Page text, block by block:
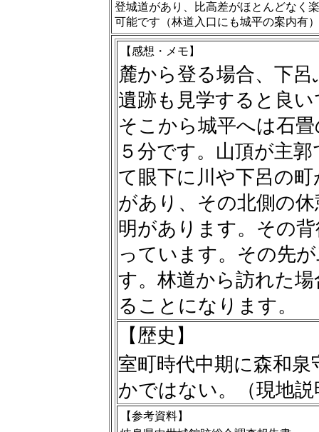
登城道があり、比高差がほとんどなく
可能です（林道入口にも城平の案内有
【感想・メモ】
麓から登る場合、下
遺跡も見学すると良
そこから城平へは石
５分です。山頂が主
て眼下に川や下呂の
があり、その北側の
明があります。その
っています。その先
す。林道から訪れた
ることになります。
【歴史】
室町時代中期に森和
かではない。（現地
【参考資料】